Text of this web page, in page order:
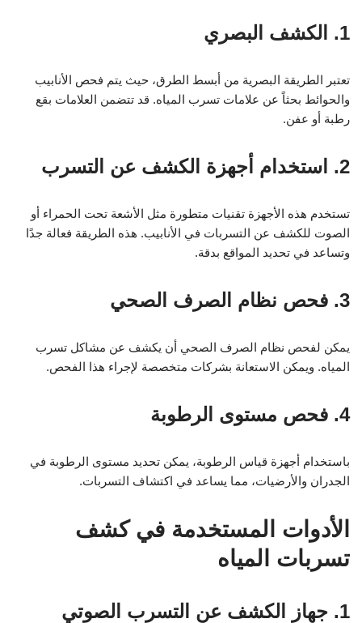
1. الكشف البصري
تعتبر الطريقة البصرية من أبسط الطرق، حيث يتم فحص الأنابيب
والحوائط بحثاً عن علامات تسرب المياه. قد تتضمن العلامات بقع
رطبة أو عفن.
2. استخدام أجهزة الكشف عن التسرب
تستخدم هذه الأجهزة تقنيات متطورة مثل الأشعة تحت الحمراء أو
الصوت للكشف عن التسربات في الأنابيب. هذه الطريقة فعالة جدًا
وتساعد في تحديد المواقع بدقة.
3. فحص نظام الصرف الصحي
يمكن لفحص نظام الصرف الصحي أن يكشف عن مشاكل تسرب
المياه. ويمكن الاستعانة بشركات متخصصة لإجراء هذا الفحص.
4. فحص مستوى الرطوبة
باستخدام أجهزة قياس الرطوبة، يمكن تحديد مستوى الرطوبة في
الجدران والأرضيات، مما يساعد في اكتشاف التسربات.
الأدوات المستخدمة في كشف
تسربات المياه
1. جهاز الكشف عن التسرب الصوتي